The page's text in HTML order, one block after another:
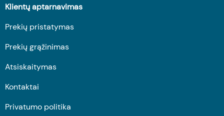
Klientų aptarnavimas
Prekių pristatymas
Prekių grąžinimas
Atsiskaitymas
Kontaktai
Privatumo politika